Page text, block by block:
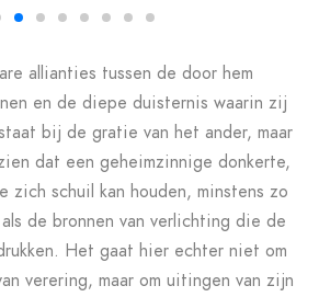
allianties tussen de door hem
en de diepe duisternis waarin zij
bij de gratie van het ander, maar
dat een geheimzinnige donkerte,
zich schuil kan houden, minstens zo
de bronnen van verlichting die de
Het gaat hier echter niet om
verering, maar om uitingen van zijn